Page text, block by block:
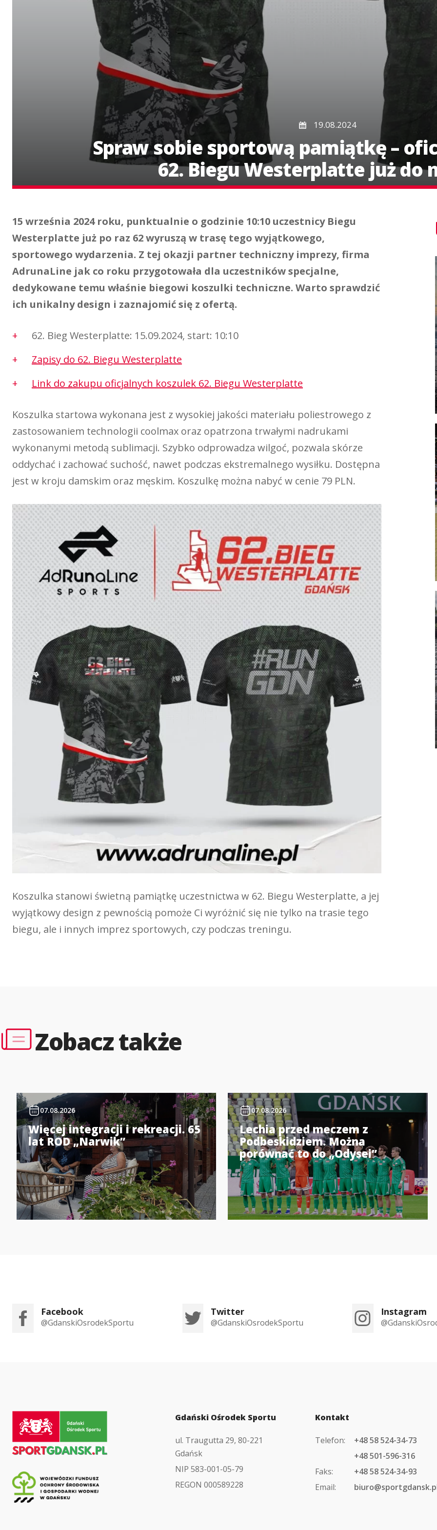
19.08.2024
Spraw sobie sportową pamiątkę –
62. Biegu Westerplatte już do
15 września 2024 roku, punktualnie o godzinie 10:10 uczestnicy Biegu
Westerplatte już po raz 62 wyruszą w trasę tego wyjątkowego,
sportowego wydarzenia. Z tej okazji partner techniczny imprezy, firma
AdrunaLine jak co roku przygotowała dla uczestników specjalne,
dedykowane temu właśnie biegowi koszulki techniczne. Warto sprawdzić
ich unikalny design i zaznajomić się z ofertą.
62. Bieg Westerplatte: 15.09.2024, start: 10:10
Zapisy do 62. Biegu Westerplatte
Link do zakupu oficjalnych koszulek 62. Biegu Westerplatte
Koszulka startowa wykonana jest z wysokiej jakości materiału poliestrowego z
zastosowaniem technologii coolmax oraz opatrzona trwałymi nadrukami
wykonanymi metodą sublimacji. Szybko odprowadza wilgoć, pozwala skórze
oddychać i zachować suchość, nawet podczas ekstremalnego wysiłku. Dostępna
jest w kroju damskim oraz męskim. Koszulkę można nabyć w cenie 79 PLN.
Koszulka stanowi świetną pamiątkę uczestnictwa w 62. Biegu Westerplatte, a jej
wyjątkowy design z pewnością pomoże Ci wyróżnić się nie tylko na trasie tego
biegu, ale i innych imprez sportowych, czy podczas treningu.
Zobacz także
07.08.2026
Więcej integracji i rekreacji. 65
lat ROD „Narwik”
07.08.2026
Lechia przed meczem z
Podbeskidziem. Można
porównać to do „Odysei”
Facebook
@GdanskiOsrodekSportu
Twitter
@GdanskiOsrodekSportu
Instagram
strony
Gdański Ośrodek Sportu
ul. Traugutta 29, 80-221
Gdańsk
NIP 583-001-05-79
REGON 000589228
Kontakt
Telefon:
+48 58 524-34-73
+48 501-596-316
Faks:
+48 58 524-34-93
Email: